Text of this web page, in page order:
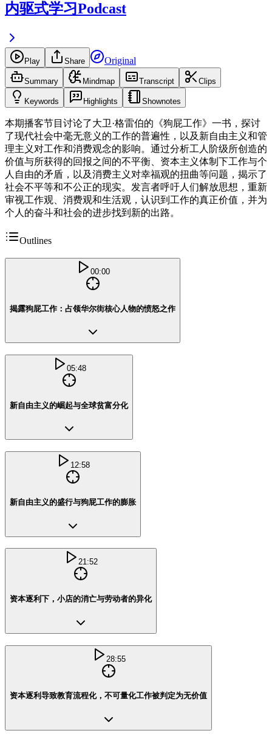
内驱式学习Podcast
Play Share Original
Summary Mindmap Transcript Clips
Keywords Highlights Shownotes
本期播客节目讨论了大卫·格雷伯的《狗屁工作》一书，探讨
了现代社会中毫无意义的工作的普遍性，以及新自由主义和管
理主义对工作和消费观念的影响。通过分析工人阶级所创造的
价值与所获得的回报之间的不平衡、资本主义体制下工作与个
人自由的矛盾，以及消费主义对幸福观的扭曲等问题，揭示了
社会不平等和不公正的现实。发言者呼吁人们解放思想，重新
审视工作观、消费观和生活观，认识到工作的真正价值，并为
个人的奋斗和社会的进步找到新的出路。
Outlines
00:00
揭露狗屁工作：占领华尔街核心人物的愤怒之作
05:48
新自由主义的崛起与全球贫富分化
12:58
新自由主义的盛行与狗屁工作的膨胀
21:52
资本逐利下，小店的消亡与劳动者的异化
28:55
资本逐利导致教育流程化，不可量化工作被判定为无价值